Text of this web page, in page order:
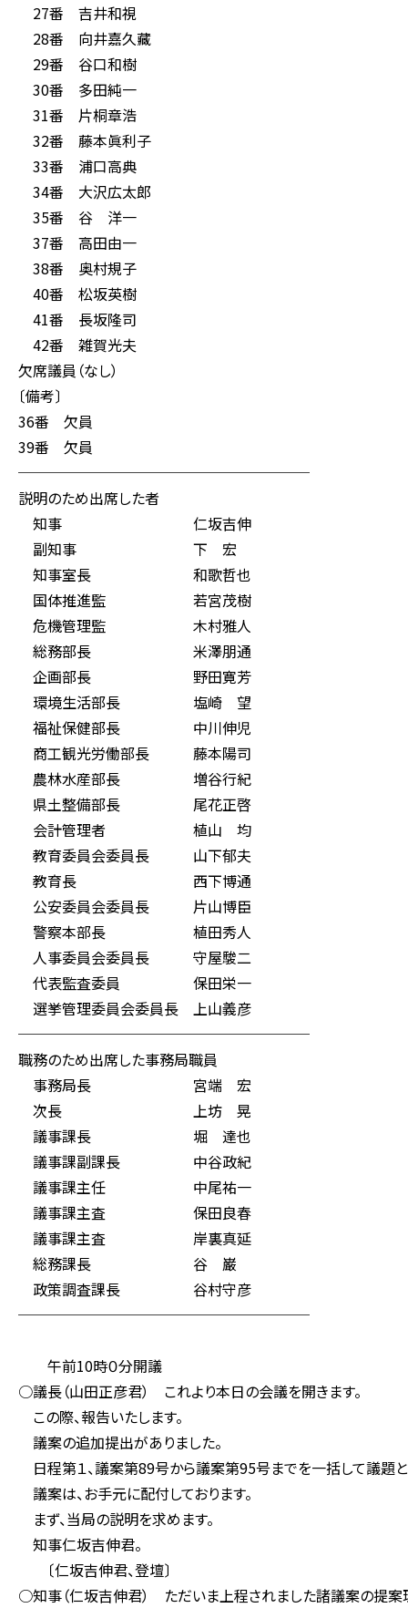
27番 吉井和視
28番 向井嘉久藏
29番 谷口和樹
30番 多田純一
31番 片桐章浩
32番 藤本眞利子
33番 浦口高典
34番 大沢広太郎
35番 谷 洋一
37番 高田由一
38番 奥村規子
40番 松坂英樹
41番 長坂隆司
42番 雑賀光夫
欠席議員（なし）
〔備考〕
36番 欠員
39番 欠員
────────────────────
説明のため出席した者
知事 仁坂吉伸
副知事 下 宏
知事室長 和歌哲也
国体推進監 若宮茂樹
危機管理監 木村雅人
総務部長 米澤朋通
企画部長 野田寛芳
環境生活部長 塩崎 望
福祉保健部長 中川伸児
商工観光労働部長 藤本陽司
農林水産部長 増谷行紀
県土整備部長 尾花正啓
会計管理者 植山 均
教育委員会委員長 山下郁夫
教育長 西下博通
公安委員会委員長 片山博臣
警察本部長 植田秀人
人事委員会委員長 守屋駿二
代表監査委員 保田栄一
選挙管理委員会委員長 上山義彦
────────────────────
職務のため出席した事務局職員
事務局長 宮端 宏
次長 上坊 晃
議事課長 堀 達也
議事課副課長 中谷政紀
議事課主任 中尾祐一
議事課主査 保田良春
議事課主査 岸裏真延
総務課長 谷 巌
政策調査課長 谷村守彦
────────────────────
午前10時０分開議
○議長（山田正彦君） これより本日の会議を開きます。
この際、報告いたします。
議案の追加提出がありました。
日程第１、議案第89号から議案第95号までを一括して議題と
議案は、お手元に配付しております。
まず、当局の説明を求めます。
知事仁坂吉伸君。
〔仁坂吉伸君、登壇〕
○知事（仁坂吉伸君） ただいま上程されました諸議案の提案